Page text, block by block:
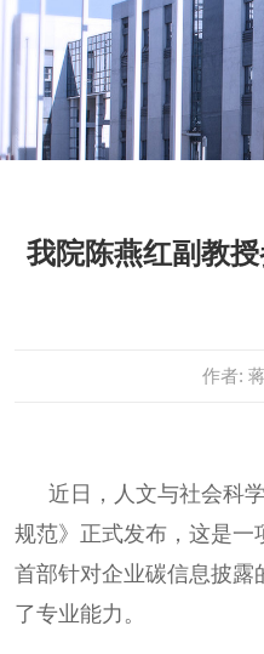
我院陈燕红副教
作者:
近日，人文与社会科
规范》正式发布，这是一
首部针对企业碳信息披露
了专业能力。